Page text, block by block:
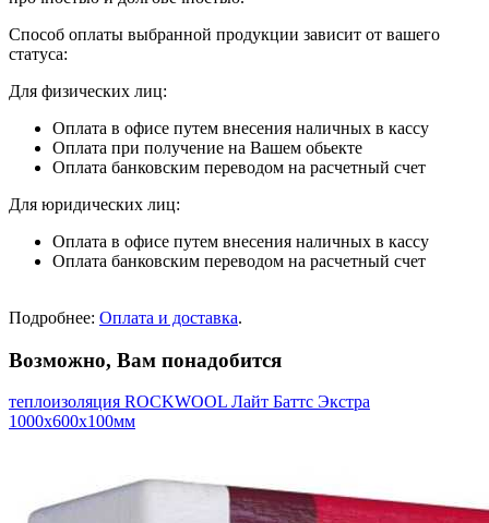
Способ оплаты выбранной продукции зависит от вашего
статуса:
Для физических лиц:
Оплата в офисе путем внесения наличных в кассу
Оплата при получение на Вашем обьекте
Оплата банковским переводом на расчетный счет
Для юридических лиц:
Оплата в офисе путем внесения наличных в кассу
Оплата банковским переводом на расчетный счет
Подробнее: Оплата и доставка.
Возможно, Вам понадобится
теплоизоляция ROCKWOOL Лайт Баттс Экстра
1000х600х100мм